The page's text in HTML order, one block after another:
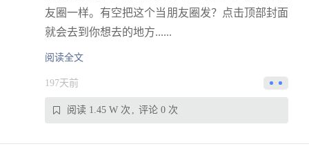
友圈一样。有空把这个当朋友圈发？点击顶部封面
就会去到你想去的地方......
阅读全文
197天前
阅读 1.45 W 次 评论 0 次